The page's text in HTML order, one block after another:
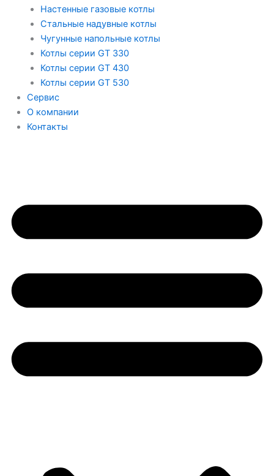
Настенные газовые котлы
Стальные надувные котлы
Чугунные напольные котлы
Котлы серии GT 330
Котлы серии GT 430
Котлы серии GT 530
Сервис
О компании
Контакты